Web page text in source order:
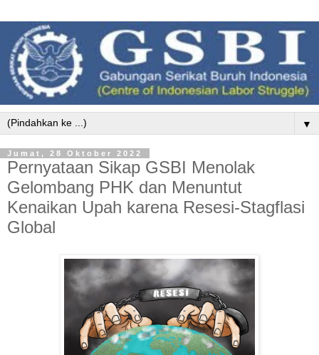
▼
Jumat, 28 Oktober 2022
Pernyataan Sikap GSBI Menolak
Gelombang PHK dan Menuntut
Kenaikan Upah karena Resesi-Stagflasi
Global